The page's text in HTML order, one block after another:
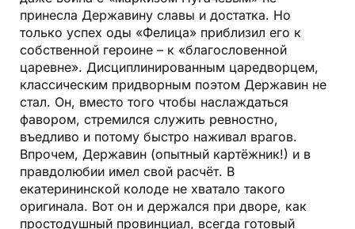
принесла Державину славы и достатка. Но
только успех оды «Фелица» приблизил его к
собственной героине – к «благословенной
царевне». Дисциплинированным царедворцем,
классическим придворным поэтом Державин не
стал. Он, вместо того чтобы наслаждаться
фавором, стремился служить ревностно,
въедливо и потому быстро наживал врагов.
Впрочем, Державин (опытный картёжник!) и в
правдолюбии имел свой расчёт. В
екатерининской колоде не хватало такого
оригинала. Вот он и держался при дворе, как
простодушный провинциал, всегда готовый